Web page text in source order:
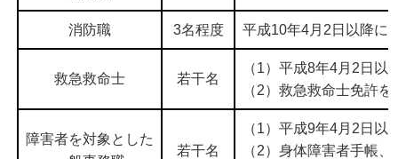
消防職 3名程度 平成10年4月2日以降に
救急救命士 若干名
（1）平成8年4月2日
（2）救急救命士免許
障害者を対象とした
若干名
（1）平成9年4月2日
（2）身体障害者手帳